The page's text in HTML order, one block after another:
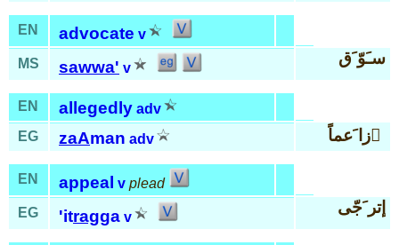
EN advocate v
MS
sawwa' v
سـَوّ َق
EN allegedly adv
EG
zaAman adv زا َعماً َ
EN appeal v plead
EG
'itragga v
إتر َجّى